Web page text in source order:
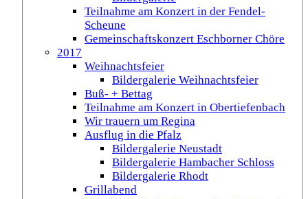
Teilnahme am Konzert in der Fendel-
Scheune
Gemeinschaftskonzert Eschborner Chöre
2017
Weihnachtsfeier
Bildergalerie Weihnachtsfeier
Buß- + Bettag
Teilnahme am Konzert in Obertiefenbach
Wir trauern um Regina
Ausflug in die Pfalz
Bildergalerie Neustadt
Bildergalerie Hambacher Schloss
Bildergalerie Rhodt
Grillabend